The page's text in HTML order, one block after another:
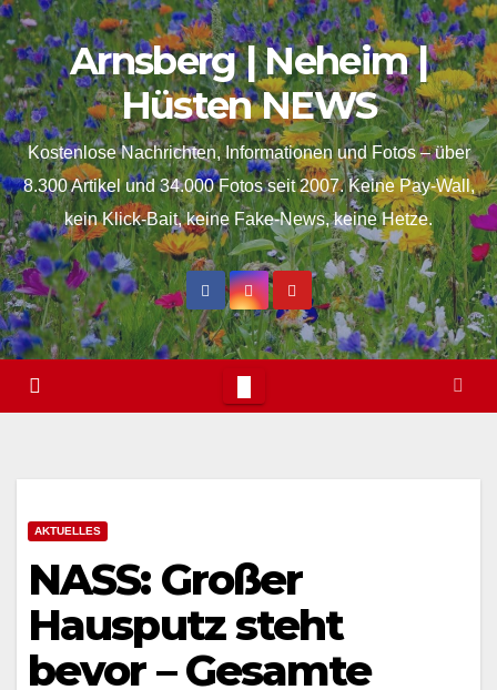
springen
Skip
to
content
Arnsberg | Neheim |
Hüsten NEWS
Kostenlose Nachrichten, Informationen und Fotos – über
8.300 Artikel und 34.000 Fotos seit 2007. Keine Pay-Wall,
kein Klick-Bait, keine Fake-News, keine Hetze.
AKTUELLES
NASS: Großer
Hausputz steht
bevor – Gesamte